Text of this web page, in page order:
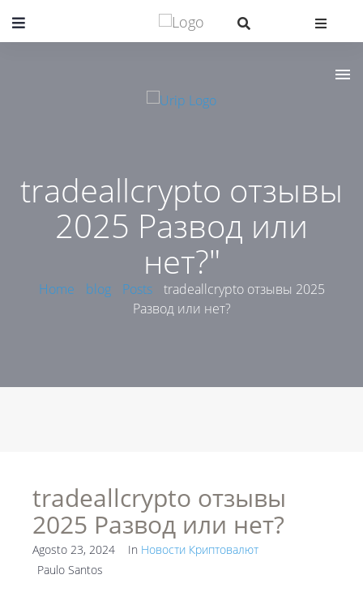
tradeallcrypto отзывы
2025 Развод или
нет?"
Home blog Posts
tradeallcrypto отзывы 2025
Развод или нет?
tradeallcrypto отзывы
2025 Развод или нет?
Agosto 23, 2024 In Новости Криптовалют
Paulo Santos